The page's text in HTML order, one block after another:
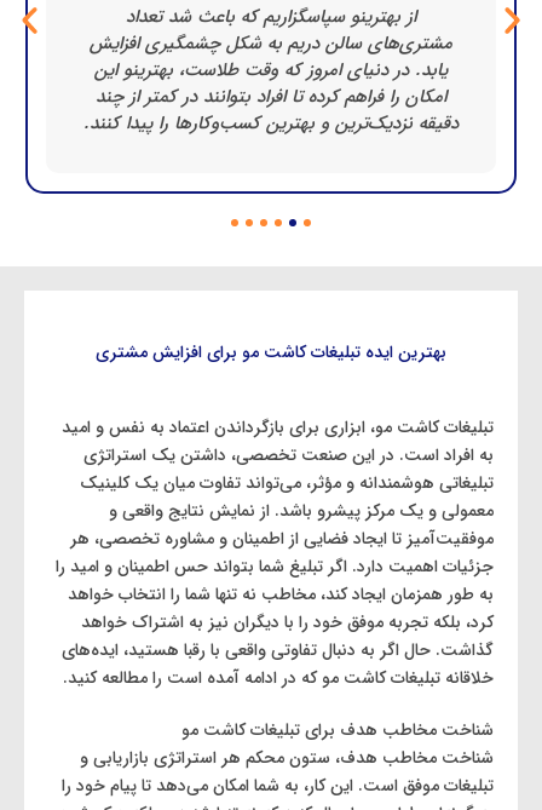
از بهترینو سپاسگزاریم که باعث شد تعداد
مشتری‌های سالن دریم به شکل چشمگیری افزایش
یابد. در دنیای امروز که وقت طلاست، بهترینو این
امکان را فراهم کرده تا افراد بتوانند در کمتر از چند
دقیقه نزدیک‌ترین و بهترین کسب‌وکارها را پیدا کنند.
بهترین ایده‌ تبلیغات کاشت مو برای افزایش مشتری
تبلیغات کاشت مو، ابزاری برای بازگرداندن اعتماد به نفس و امید
به افراد است. در این صنعت تخصصی، داشتن یک استراتژی
تبلیغاتی هوشمندانه و مؤثر، می‌تواند تفاوت میان یک کلینیک
معمولی و یک مرکز پیشرو باشد. از نمایش نتایج واقعی و
موفقیت‌آمیز تا ایجاد فضایی از اطمینان و مشاوره تخصصی، هر
جزئیات اهمیت دارد. اگر تبلیغ شما بتواند حس اطمینان و امید را
به طور همزمان ایجاد کند، مخاطب نه ‌تنها شما را انتخاب خواهد
کرد، بلکه تجربه موفق خود را با دیگران نیز به اشتراک خواهد
گذاشت. حال اگر به دنبال تفاوتی واقعی با رقبا هستید، ایده‌های
خلاقانه تبلیغات کاشت مو که در ادامه آمده است را مطالعه کنید.
شناخت مخاطب هدف برای تبلیغات کاشت مو
شناخت مخاطب هدف، ستون محکم هر استراتژی بازاریابی و
تبلیغات موفق است. این کار، به شما امکان می‌دهد تا پیام خود را